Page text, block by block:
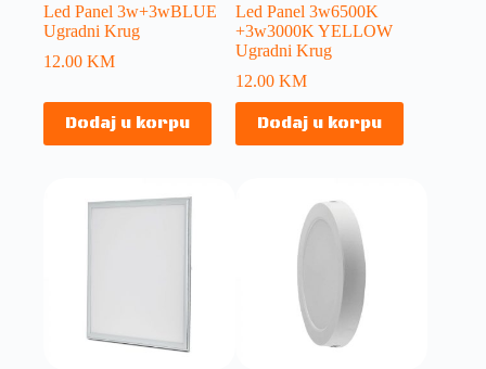
Led Panel 3w+3wBLUE
Ugradni Krug
12.00 KM
Dodaj u korpu
Led Panel 3w6500K
+3w3000K YELLOW
Ugradni Krug
12.00KM
Dodaj u korpu